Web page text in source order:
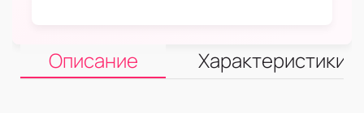
Описание Характеристики